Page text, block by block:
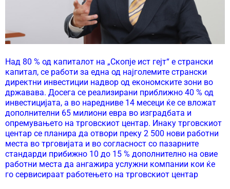
Над 80 % од капиталот на „Скопје ист гејт“ е странски
капитал, се работи за една од најголемите странски
директни инвестиции надвор од економските зони во
државава. Досега се реализирани приближно 40 % од
инвестицијата, а во наредниве 14 месеци ќе се вложат
дополнителни 65 милиони евра во изградбата и
опремувањето на трговскиот центар. Инаку трговскиот
центар се планира да отвори преку 2 500 нови работни
места во трговијата и во согласност со пазарните
стандарди прибижно 10 до 15 % дополнително на овие
работни места да ангажира услужни компании кои ќе
го сервисираат работењето на трговскиот центар